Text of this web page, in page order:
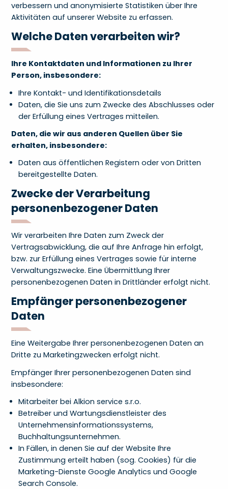
verbessern und anonymisierte Statistiken über Ihre
Aktivitäten auf unserer Website zu erfassen.
Welche Daten verarbeiten wir?
Ihre Kontaktdaten und Informationen zu Ihrer
Person, insbesondere:
Ihre Kontakt- und Identifikationsdetails
Daten, die Sie uns zum Zwecke des Abschlusses oder
der Erfüllung eines Vertrages mitteilen.
Daten, die wir aus anderen Quellen über Sie
erhalten, insbesondere:
Daten aus öffentlichen Registern oder von Dritten
bereitgestellte Daten.
Zwecke der Verarbeitung
personenbezogener Daten
Wir verarbeiten Ihre Daten zum Zweck der
Vertragsabwicklung, die auf Ihre Anfrage hin erfolgt,
bzw. zur Erfüllung eines Vertrages sowie für interne
Verwaltungszwecke. Eine Übermittlung Ihrer
personenbezogenen Daten in Drittländer erfolgt nicht.
Empfänger personenbezogener
Daten
Eine Weitergabe Ihrer personenbezogenen Daten an
Dritte zu Marketingzwecken erfolgt nicht.
Empfänger Ihrer personenbezogenen Daten sind
insbesondere:
Mitarbeiter bei Alkion service s.r.o.
Betreiber und Wartungsdienstleister des
Unternehmensinformationssystems,
Buchhaltungsunternehmen.
In Fällen, in denen Sie auf der Website Ihre
Zustimmung erteilt haben (sog. Cookies) für die
Marketing-Dienste Google Analytics und Google
Search Console.